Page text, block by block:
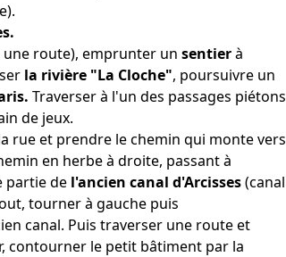
une route), emprunter un sentierà
la rivière "La Cloche", poursuivre un
Traverser à l'un des passages piétons
de jeux.
rue et prendre le chemin qui monte vers
en herbe à droite, passant à
partie de l'ancien canal d'Arcisses(canal
tourner à gauche puis
canal. Puis traverser une route et
contourner le petit bâtiment par la